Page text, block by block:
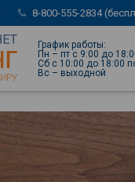
8-800-555-2834
График работы:
Пн – пт с 9:00 до
Сб с 10:00 до 18:00
Вс – выходной